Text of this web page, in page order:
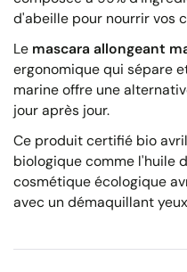
d'abeille pour nourrir vos
Le mascara allongeant
ergonomique qui sépare
marine offre une
jour après jour.
Ce produit certifié bio
biologique comme l'huile
cosmétique écologique
avec un démaquillant